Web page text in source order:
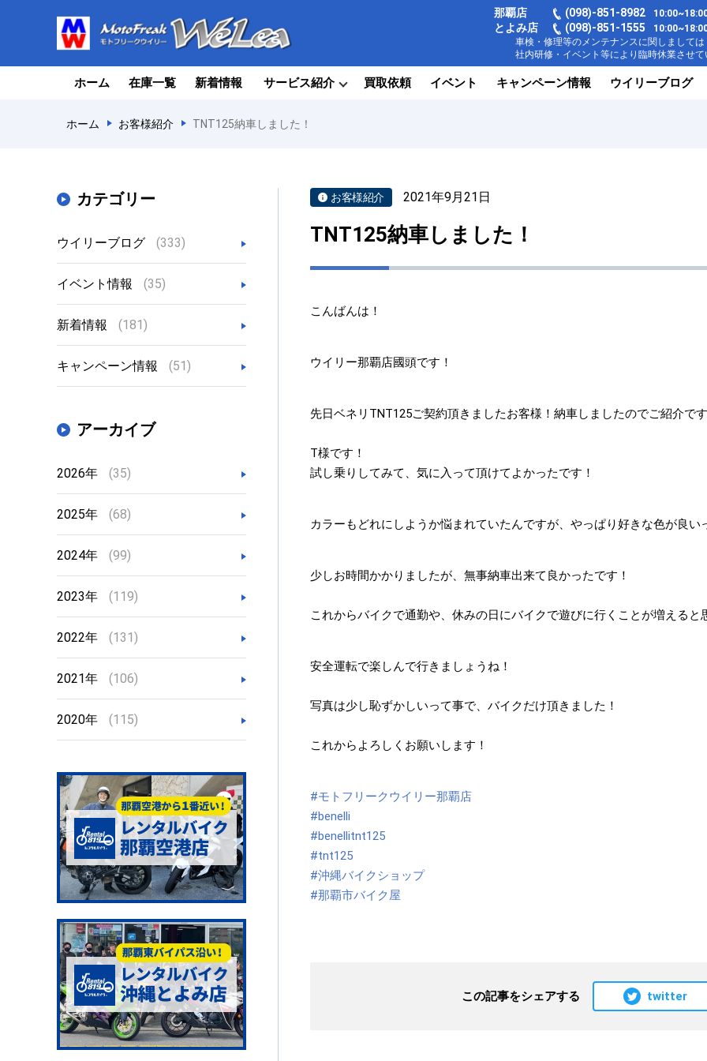
那覇店 (098)-851-8982
とよみ店 (098)-851-1555
車検・修理等のメンテナンスに関しましては
社内研修・イベント等により臨時休業させて
ホーム 在庫一覧 新着情報 サービス紹介 買取依頼 イベント キャンペーン情報 ウイリーブログ
ホーム お客様紹介 TNT125納車しました！
カテゴリー
ウイリーブログ (333)
イベント情報 (35)
新着情報 (181)
キャンペーン情報 (51)
アーカイブ
2026年 (35)
2025年 (68)
2024年 (99)
2023年 (119)
2022年 (131)
2021年 (106)
2020年 (115)
お客様紹介 2021年9月21日
TNT125納車しました！
こんばんは！
ウイリー那覇店國頭です！
先日ベネリTNT125ご契約頂きましたお客様！納車しましたのでご紹介です
T様です！
試し乗りしてみて、気に入って頂けてよかったです！
カラーもどれにしようか悩まれていたんですが、やっぱり好きな色が良い
少しお時間かかりましたが、無事納車出来て良かったです！
これからバイクで通勤や、休みの日にバイクで遊びに行くことが増えると
安全運転で楽しんで行きましょうね！
写真は少し恥ずかしいって事で、バイクだけ頂きました！
これからよろしくお願いします！
#モトフリークウイリー那覇店
#benelli
#benellitnt125
#tnt125
#沖縄バイクショップ
#那覇市バイク屋
この記事をシェアする twitter